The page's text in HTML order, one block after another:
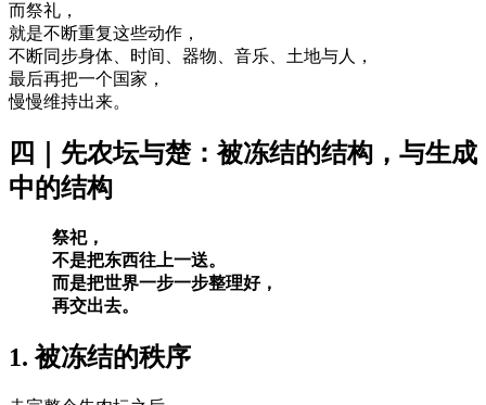
而祭礼，
就是不断重复这些动作，
不断同步身体、时间、器物、音乐、土地与人，
最后再把一个国家，
慢慢维持出来。
四｜先农坛与楚：被冻结的结构，与生成
中的结构
祭祀，
不是把东西往上一送。
而是把世界一步一步整理好，
再交出去。
1. 被冻结的秩序